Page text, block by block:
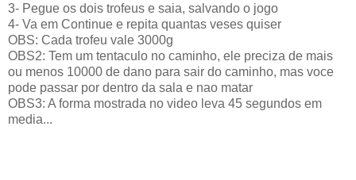
3- Pegue os dois trofeus e saia, salvando o jogo
4- Va em Continue e repita quantas veses quiser
OBS: Cada trofeu vale 3000g
OBS2: Tem um tentaculo no caminho, ele preciza de mais
ou menos 10000 de dano para sair do caminho, mas voce
pode passar por dentro da sala e nao matar
OBS3: A forma mostrada no video leva 45 segundos em
media...